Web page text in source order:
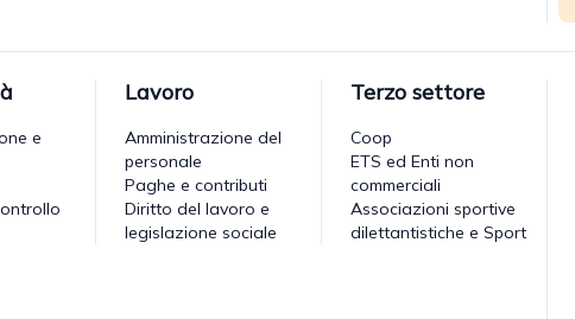
e
Lavoro
Amministrazione del
personale
Paghe e contributi
Diritto del lavoro e
legislazione sociale
Terzo settore
Coop
ETS ed Enti non
commerciali
Associazioni sportive
dilettantistiche e Sport